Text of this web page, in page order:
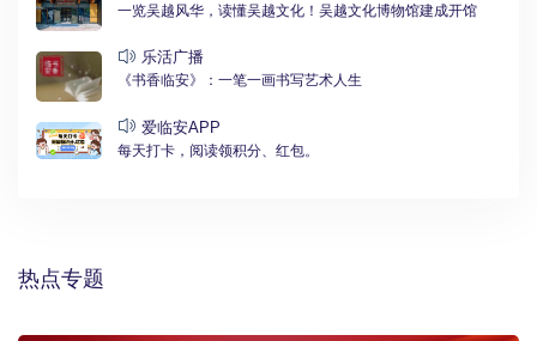
一览吴越风华，读懂吴越文化！吴越文化博物馆建成开馆
乐活广播
《书香临安》：一笔一画书写艺术人生
爱临安APP
每天打卡，阅读领积分、红包。
热点专题